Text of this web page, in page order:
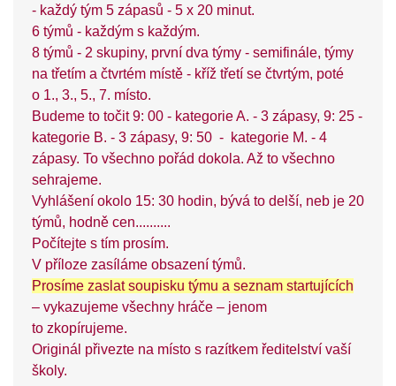
- každý tým 5 zápasů - 5 x 20 minut.
6 týmů - každým s každým.
8 týmů - 2 skupiny, první dva týmy - semifinále, týmy
na třetím a čtvrtém místě - kříž třetí se čtvrtým, poté
o 1., 3., 5., 7. místo.
Budeme to točit 9: 00 - kategorie A. - 3 zápasy, 9: 25 -
kategorie B. - 3 zápasy, 9: 50 - kategorie M. - 4
zápasy. To všechno pořád dokola. Až to všechno
sehrajeme.
Vyhlášení okolo 15: 30 hodin, bývá to delší, neb je 20
týmů, hodně cen..........
Počítejte s tím prosím.
V příloze zasíláme obsazení týmů.
Prosíme zaslat soupisku týmu a seznam startujících
– vykazujeme všechny hráče – jenom
to zkopírujeme.
Originál přivezte na místo s razítkem ředitelství vaší
školy.